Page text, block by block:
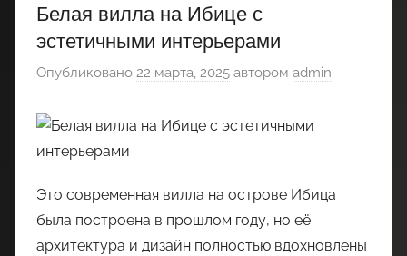
Белая вилла на Ибице с
эстетичными интерьерами
Опубликовано 22 марта, 2025 автором admin
Это современная вилла на острове Ибица
была построена в прошлом году, но её
архитектура и дизайн полностью вдохновлены